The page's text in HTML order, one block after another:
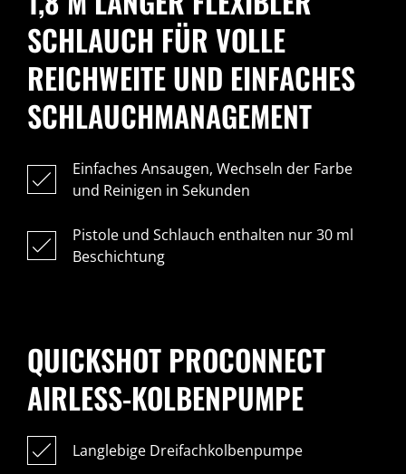
SCHLAUCH FÜR VOLLE
REICHWEITE UND EINFACHES
SCHLAUCHMANAGEMENT
Einfaches Ansaugen, Wechseln der Farbe
und Reinigen in Sekunden
Pistole und Schlauch enthalten nur 30 ml
Beschichtung
QUICKSHOT PROCONNECT
AIRLESS-KOLBENPUMPE
Langlebige Dreifachkolbenpumpe